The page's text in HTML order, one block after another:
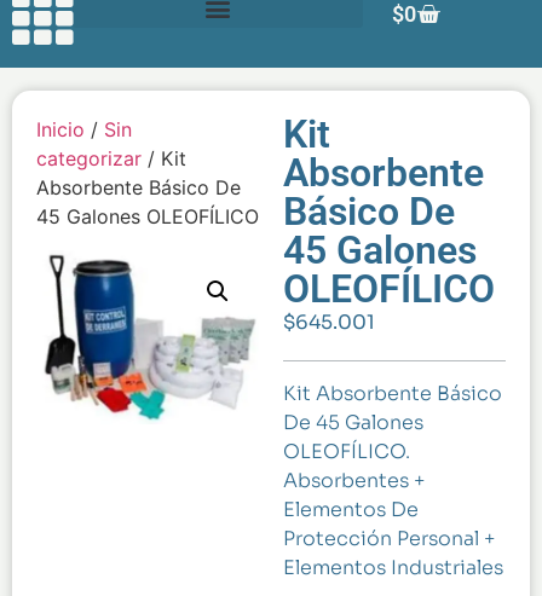
$0
Inicio / Sin
categorizar / Kit
Absorbente Básico De
45 Galones OLEOFÍLICO
Kit
Absorbente
Básico De
45 Galones
OLEOFÍLICO
$645.001
Kit Absorbente Básico
De 45 Galones
OLEOFÍLICO.
Absorbentes +
Elementos De
Protección Personal +
Elementos Industriales